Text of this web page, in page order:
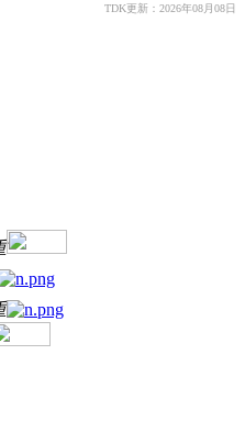
TDK更新：2026年08月08日